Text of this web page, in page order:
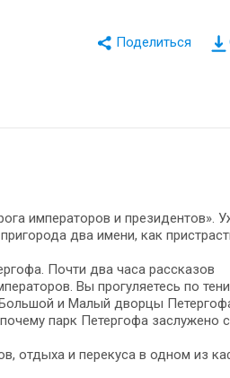
императоров и президентов».
два имени, как
Почти два часа рассказов
Вы прогуляетесь по
Большой и Малый дворцы
парк Петергофа заслужено
отдыха и перекуса в одном из